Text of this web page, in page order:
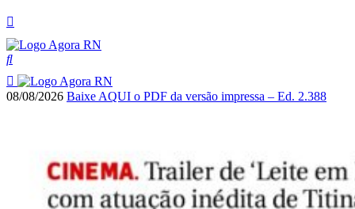
08/08/2026 Baixe AQUI o PDF da versão impressa – Ed. 2.388